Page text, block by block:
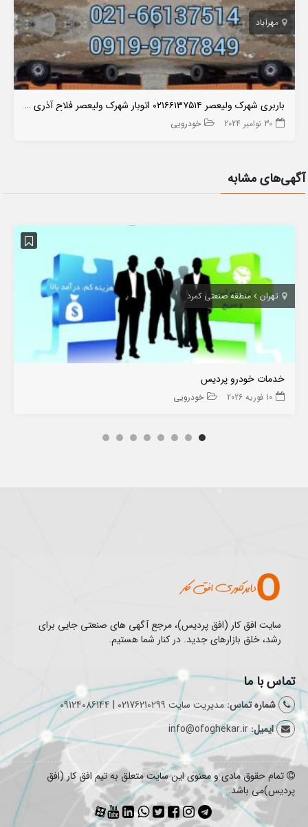
مهرآباد
باربری شهرک ولیعصر ۰۲۱۶۶۱۳۷۵۱۴ اتوبار شهرک ولیعصر فلاح آذری منطقه ۱۹
30 نوامبر 2024 خودرویی
آگهی‌های مشابه
تهران منطقه صنعتی کمرد
خدمات خودرو پردیس
10 فوریه 2026 خودرویی
سایت افق کار (افق پردیس)، مرجع آگهی های صنعتی جایی برای
رشد، خلق بازارهای جدید. در کنار شما هستیم.
تماس با ما
شماره تماس:مدیریت سایت 02176210299 | 09124086144
ایمیل:info@ofoghekar.ir
تمام حقوق مادی و معنوی این سایت متعلق به تیم افق کار (افق
پردیس)می باشد.